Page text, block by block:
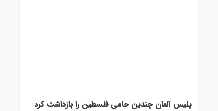
پلیس آلمان چندین حامی فلسطین را بازداشت کرد